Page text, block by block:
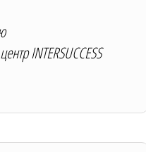
INTERSUCCESS